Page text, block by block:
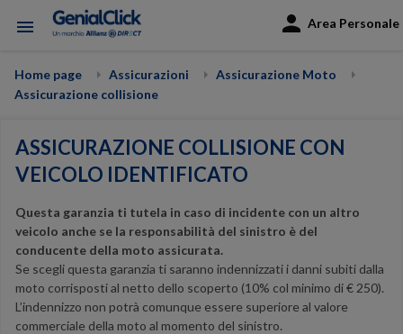
Area Personale
menu
Home page Assicurazioni
Assicurazione Moto
Assicurazione collisione
ASSICURAZIONE COLLISIONE CON
VEICOLO IDENTIFICATO
Questa garanzia ti tutela in caso di incidente con un altro
veicolo anche se la responsabilità del sinistro è del
conducente della moto assicurata.
Se scegli questa garanzia ti saranno indennizzati i danni subiti dalla
moto corrisposti al netto dello scoperto (10% col minimo di € 250).
L’indennizzo non potrà comunque essere superiore al valore
commerciale della moto al momento del sinistro.